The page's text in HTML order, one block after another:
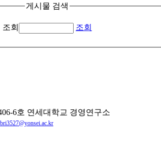
게시물 검색
조회 조회
6호 연세대학교 경영연구소